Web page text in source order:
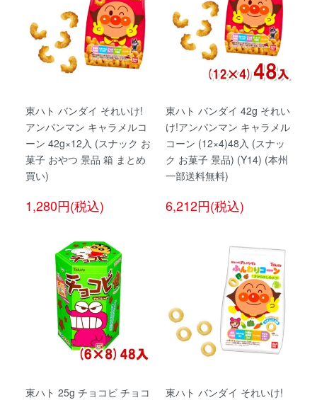
東ハト バンダイ それいけ!
アンパンマン キャラメルコ
ーン 42g×12入 (スナック お
菓子 おやつ 景品 箱 まとめ
買い)
1,280円(税込)
東ハト バンダイ 42g それい
け!アンパンマン キャラメル
コーン (12×4)48入 (スナッ
ク お菓子 景品) (Y14) (本州
一部送料無料)
6,212円(税込)
東ハト 25g チョコビ チョコ
東ハト バンダイ それいけ!